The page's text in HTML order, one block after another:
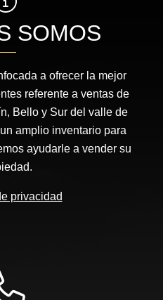
SOMOS
a ofrecer la mejor
referente a ventas de
Bello y Sur del valle de
amplio inventario para
ayudarle a vender su
privacidad